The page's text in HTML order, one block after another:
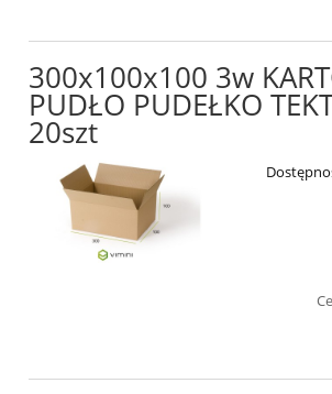
300x100x100 3w
PUDŁO PUDEŁKO
20szt